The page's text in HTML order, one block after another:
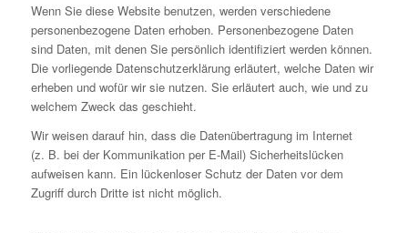
Wenn Sie diese Website benutzen, werden verschiedene
personenbezogene Daten erhoben. Personenbezogene Daten
sind Daten, mit denen Sie persönlich identifiziert werden können.
Die vorliegende Datenschutzerklärung erläutert, welche Daten wir
erheben und wofür wir sie nutzen. Sie erläutert auch, wie und zu
welchem Zweck das geschieht.
Wir weisen darauf hin, dass die Datenübertragung im Internet
(z. B. bei der Kommunikation per E-Mail) Sicherheitslücken
aufweisen kann. Ein lückenloser Schutz der Daten vor dem
Zugriff durch Dritte ist nicht möglich.